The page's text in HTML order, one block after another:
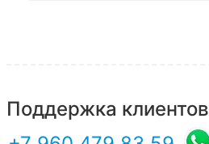
Поддержка клиентов